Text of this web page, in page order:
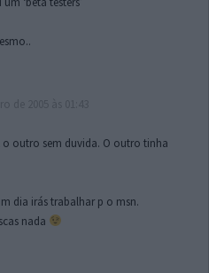
o outro sem duvida. O outro tinha
dia irás trabalhar p o msn.
nada